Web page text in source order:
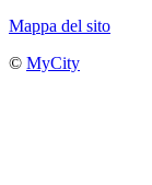
Mappa del sito
© MyCity